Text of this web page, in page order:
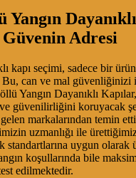
Adresi
kapı seçimi, sadece bir
Bu, can ve mal
Yangın Dayanıklı
ve güvenilirliğini koruyacak
markalarından temin
uzmanlığı ile ürettiğimiz
standartlarına uygun
koşullarında bile
edilmektedir.